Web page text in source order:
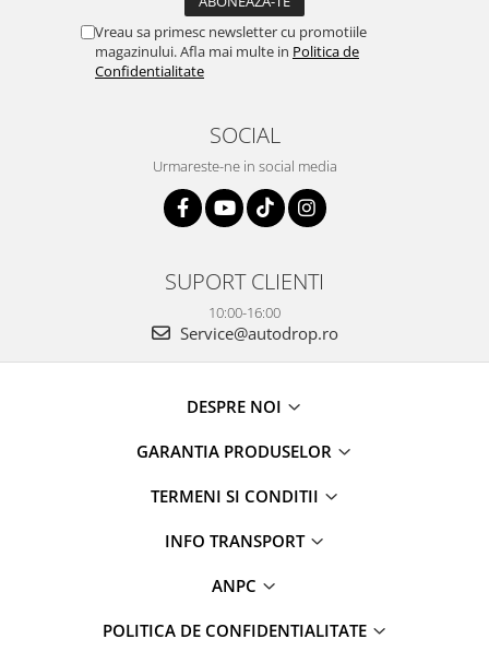
Rame adaptoare Daihatsu
Rame adaptoare Mazda
Rame adaptoare Alfa Romeo
Rame adaptoare Nissan
Rame adaptoare Fiat
Rame adaptoare Hyundai
Rame adaptoare Isuzu
Vreau sa primesc newsletter cu promotiile
magazinului. Afla mai multe in Politica de
Confidentialitate
SOCIAL
Urmareste-ne in social media
SUPORT CLIENTI
10:00-16:00
Service@autodrop.ro
DESPRE NOI
GARANTIA PRODUSELOR
TERMENI SI CONDITII
INFO TRANSPORT
ANPC
POLITICA DE CONFIDENTIALITATE